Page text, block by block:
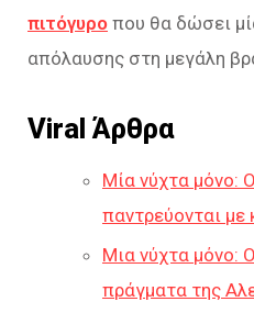
πιτόγυρο που θα δώσει
απόλαυσης στη μεγάλη
Viral Άρθρα
Μία νύχτα μόνο:
παντρεύονται
Μια νύχτα μόνο:
πράγματα της